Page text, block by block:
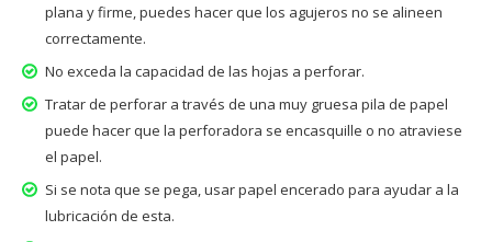
plana y firme, puedes hacer que los agujeros no se alineen
correctamente.
No exceda la capacidad de las hojas a perforar.
Tratar de perforar a través de una muy gruesa pila de papel
puede hacer que la perforadora se encasquille o no atraviese
el papel.
Si se nota que se pega, usar papel encerado para ayudar a la
lubricación de esta.